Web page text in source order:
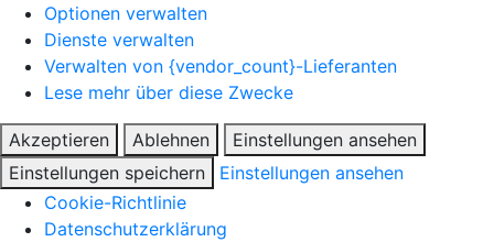
Optionen verwalten
Dienste verwalten
Verwalten von {vendor_count}-Lieferanten
Lese mehr über diese Zwecke
Akzeptieren Ablehnen
Einstellungen ansehen
Einstellungen speichern
Einstellungen ansehen
Cookie-Richtlinie
Datenschutzerklärung